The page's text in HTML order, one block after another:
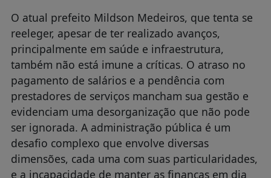
O atual prefeito Mildson Medeiros, que tenta se
reeleger, apesar de ter realizado avanços,
principalmente em saúde e infraestrutura,
também não está imune a críticas. O atraso no
pagamento de salários e a pendência com
prestadores de serviços mancham sua gestão e
evidenciam uma desorganização que não pode
ser ignorada. A administração pública é um
desafio complexo que envolve diversas
dimensões, cada uma com suas particularidades,
e a incapacidade de manter as finanças em dia